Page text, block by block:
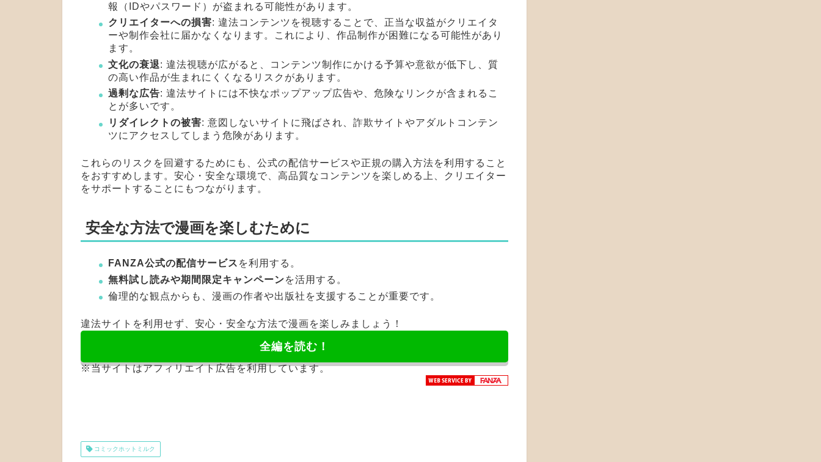
報（IDやパスワード）が盗まれる可能性があります。
クリエイターへの損害: 違法コンテンツを視聴することで、正当な収益がクリエイタ
ーや制作会社に届かなくなります。これにより、作品制作が困難になる可能性があり
ます。
文化の衰退: 違法視聴が広がると、コンテンツ制作にかける予算や意欲が低下し、質
の高い作品が生まれにくくなるリスクがあります。
過剰な広告: 違法サイトには不快なポップアップ広告や、危険なリンクが含まれるこ
とが多いです。
リダイレクトの被害: 意図しないサイトに飛ばされ、詐欺サイトやアダルトコンテン
ツにアクセスしてしまう危険があります。
これらのリスクを回避するためにも、公式の配信サービスや正規の購入方法を利用すること
をおすすめします。安心・安全な環境で、高品質なコンテンツを楽しめる上、クリエイター
をサポートすることにもつながります。
安全な方法で漫画を楽しむために
FANZA公式の配信サービス を利用する。
無料試し読みや期間限定キャンペーンを活用する。
倫理的な観点からも、漫画の作者や出版社を支援することが重要です。
違法サイトを利用せず、安心・安全な方法で漫画を楽しみましょう！
全編を読む！
※当サイトはアフィリエイト広告を利用しています。
コミックホットミルク